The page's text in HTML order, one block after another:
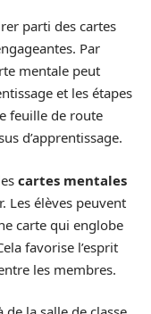
parti des cartes
Par
mentale peut
et les étapes
feuille de route
d’apprentissage.
cartes mentales
Les élèves peuvent
carte qui englobe
favorise l’esprit
les membres.